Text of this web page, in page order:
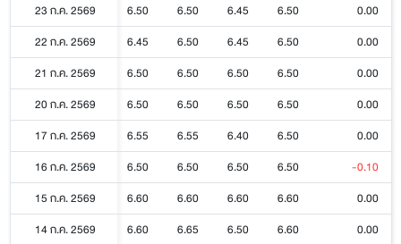
23 ก.ค. 2569
6.50 6.50 6.45 6.50
0.00
22 ก.ค. 2569
6.45 6.50 6.45 6.50
0.00
21 ก.ค. 2569
6.50 6.50 6.50 6.50
0.00
20 ก.ค. 2569
6.50 6.50 6.50 6.50
0.00
17 ก.ค. 2569
6.55 6.55 6.40 6.50
0.00
16 ก.ค. 2569
6.50 6.50 6.50 6.50
-0.10
15 ก.ค. 2569
6.60 6.60 6.60 6.60
0.00
14 ก.ค. 2569
6.60 6.65 6.50 6.60
0.00